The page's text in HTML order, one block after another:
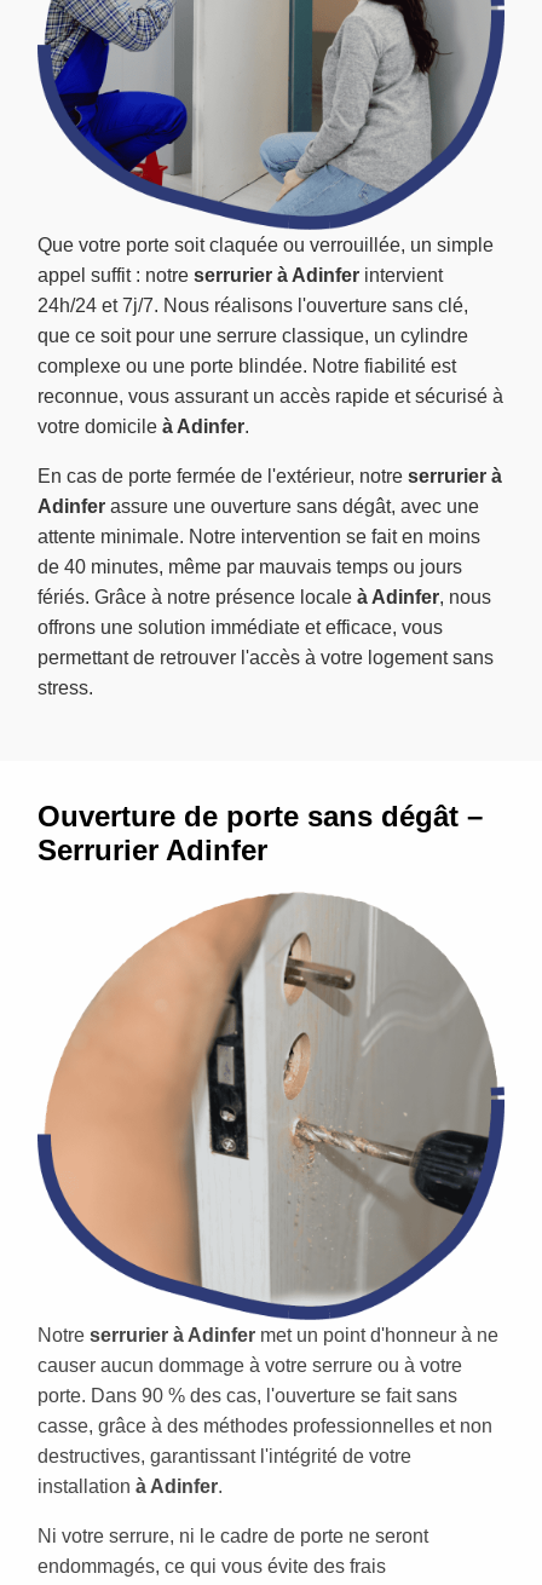
Que votre porte soit claquée ou verrouillée, un simple
appel suffit : notre serrurier à Adinfer intervient
24h/24 et 7j/7. Nous réalisons l'ouverture sans clé,
que ce soit pour une serrure classique, un cylindre
complexe ou une porte blindée. Notre fiabilité est
reconnue, vous assurant un accès rapide et sécurisé à
votre domicile à Adinfer.
En cas de porte fermée de l'extérieur, notre serrurier à
Adinfer assure une ouverture sans dégât, avec une
attente minimale. Notre intervention se fait en moins
de 40 minutes, même par mauvais temps ou jours
fériés. Grâce à notre présence locale à Adinfer, nous
offrons une solution immédiate et efficace, vous
permettant de retrouver l'accès à votre logement sans
stress.
Ouverture de porte sans dégât –
Serrurier Adinfer
Notre serrurier à Adinfer met un point d'honneur à ne
causer aucun dommage à votre serrure ou à votre
porte. Dans 90 % des cas, l'ouverture se fait sans
casse, grâce à des méthodes professionnelles et non
destructives, garantissant l'intégrité de votre
installation à Adinfer.
Ni votre serrure, ni le cadre de porte ne seront
endommagés, ce qui vous évite des frais